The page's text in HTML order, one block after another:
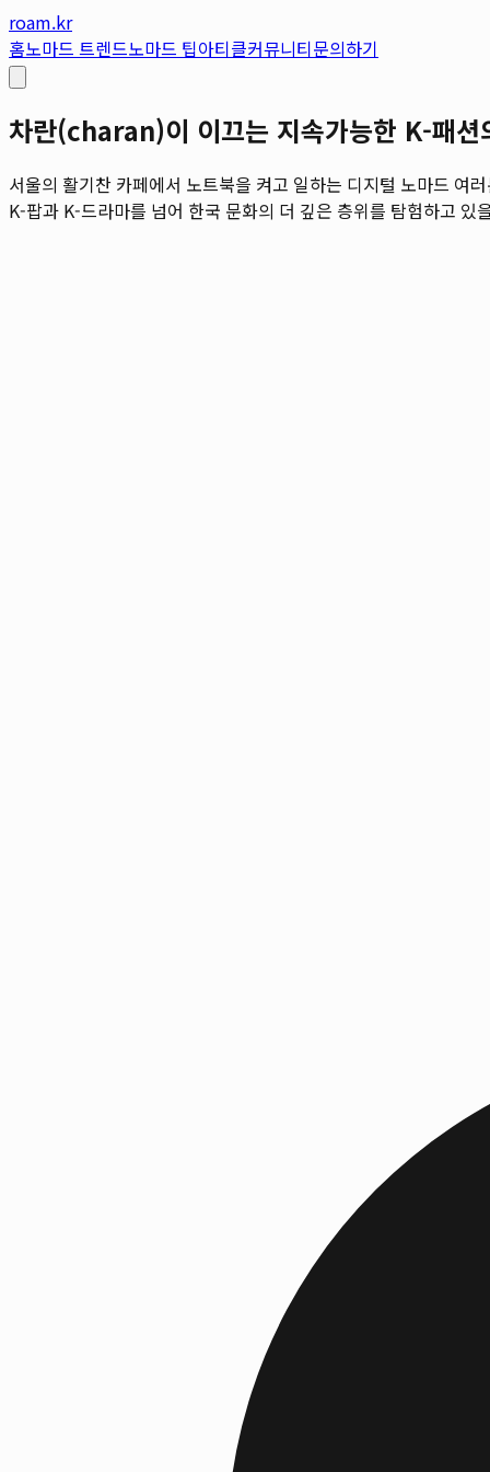
roam.kr
홈노마드 트렌드노마드 팁아티클커뮤니티문의하기
차란(charan)이 이끄는 지속가능한 K-패션
서울의 활기찬 카페에서 노트북을 켜고 일하는 디지털 노마드 여
K-팝과 K-드라마를 넘어 한국 문화의 더 깊은 층위를 탐험하고 있